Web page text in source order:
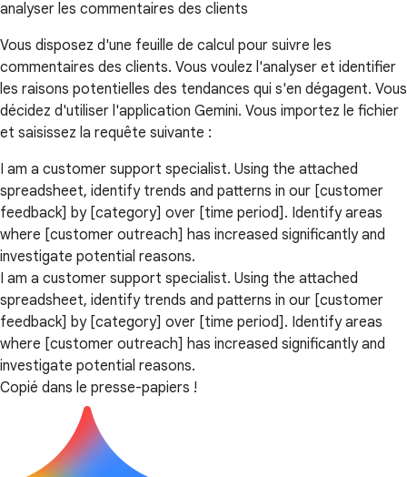
analyser les commentaires des clients
Vous disposez d'une feuille de calcul pour suivre les
commentaires des clients. Vous voulez l'analyser et identifier
les raisons potentielles des tendances qui s'en dégagent. Vous
décidez d'utiliser l'application Gemini. Vous importez le fichier
et saisissez la requête suivante :
I am a customer support specialist. Using the attached
spreadsheet, identify trends and patterns in our [customer
feedback] by [category] over [time period]. Identify areas
where [customer outreach] has increased significantly and
investigate potential reasons.
I am a customer support specialist. Using the attached
spreadsheet, identify trends and patterns in our [customer
feedback] by [category] over [time period]. Identify areas
where [customer outreach] has increased significantly and
investigate potential reasons.
Copié dans le presse-papiers !